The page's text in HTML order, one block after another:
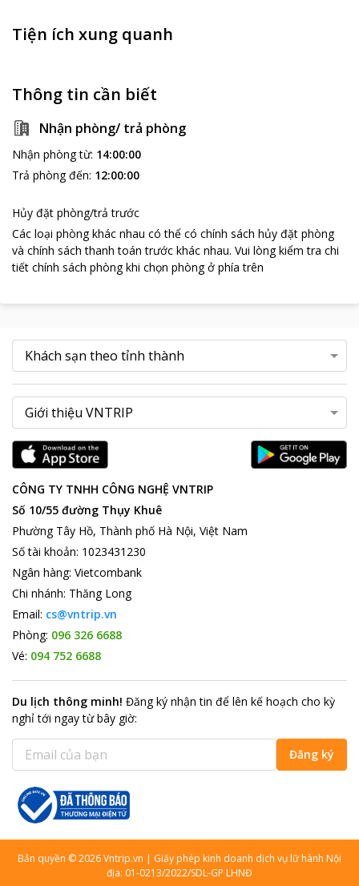
Tiện ích xung quanh
Thông tin cần biết
Nhận phòng/ trả phòng
Nhận phòng từ: 14:00:00
Trả phòng đến: 12:00:00
Hủy đặt phòng/trả trước
Các loại phòng khác nhau có thể có chính sách hủy đặt phòng
và chính sách thanh toán trước khác nhau. Vui lòng kiểm tra chi
tiết chính sách phòng khi chọn phòng ở phía trên
CÔNG TY TNHH CÔNG NGHỆ VNTRIP
Số 10/55 đường Thụy Khuê
Phường Tây Hồ, Thành phố Hà Nội, Việt Nam
Số tài khoản: 1023431230
Ngân hàng: Vietcombank
Chi nhánh: Thăng Long
Email: cs@vntrip.vn
Phòng: 096 326 6688
Vé: 094 752 6688
Du lịch thông minh! Đăng ký nhận tin để lên kế hoạch cho kỳ
nghỉ tới ngay từ bây giờ:
Đăng ký
Bản quyền ©2026Vntrip.vn | Giấy phép kinh doanh dịch vụ lữ hành Nội
địa: 01-0213/2022/SDL-GP LHNĐ